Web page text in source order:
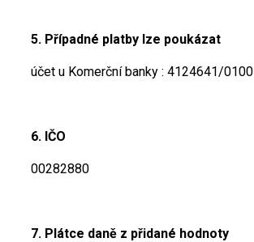
5. Případné platby lze poukázat
účet u Komerční banky : 4124641/0100
6. IČO
00282880
7. Plátce daně z přidané hodnoty